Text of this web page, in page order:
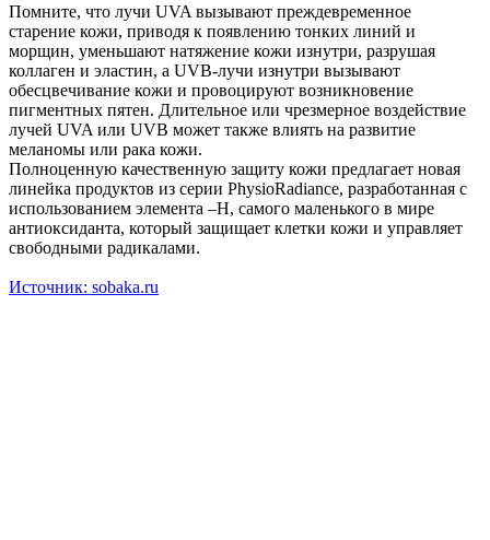
Помните, что лучи UVA вызывают преждевременное
старение кожи, приводя к появлению тонких линий и
морщин, уменьшают натяжение кожи изнутри, разрушая
коллаген и эластин, а UVB-лучи изнутри вызывают
обесцвечивание кожи и провоцируют возникновение
пигментных пятен. Длительное или чрезмерное воздействие
лучей UVA или UVB может также влиять на развитие
меланомы или рака кожи.
Полноценную качественную защиту кожи предлагает новая
линейка продуктов из серии PhysioRadiance, разработанная с
использованием элемента –H, самого маленького в мире
антиоксиданта, который защищает клетки кожи и управляет
свободными радикалами.
Источник: sobaka.ru